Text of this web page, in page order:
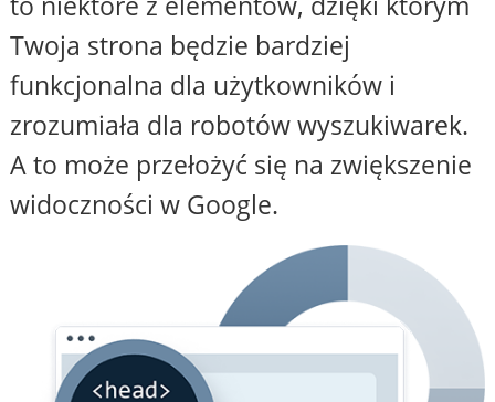
Twoja strona będzie bardziej
funkcjonalna dla użytkowników i
zrozumiała dla robotów wyszukiwarek.
A to może przełożyć się na zwiększenie
widoczności w Google.